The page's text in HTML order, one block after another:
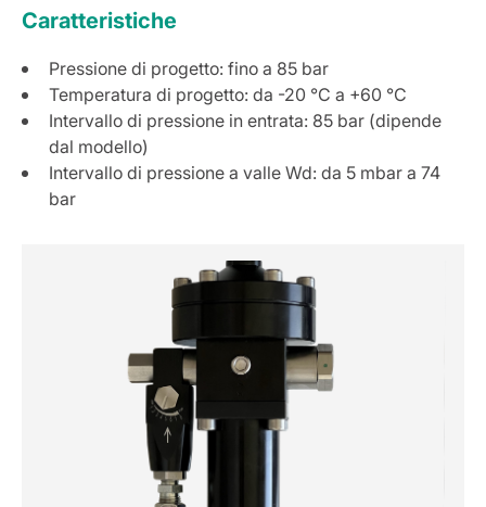
Caratteristiche
Pressione di progetto: fino a 85 bar
Temperatura di progetto: da -20 °C a +60 °C
Intervallo di pressione in entrata: 85 bar (dipende
dal modello)
Intervallo di pressione a valle Wd: da 5 mbar a 74
bar